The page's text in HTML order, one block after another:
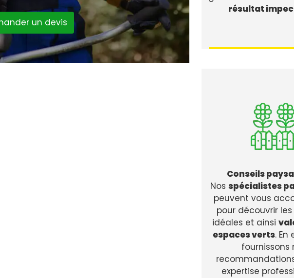
un devis
résultat
Conseils
Nos spécialistes
peuvent vous
pour découvrir
idéales et ainsi
espaces verts. En
fournissons
expertise